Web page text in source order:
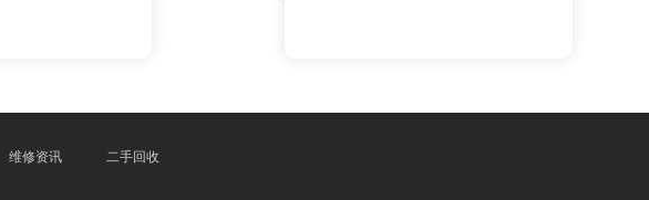
维修资讯 二手回收